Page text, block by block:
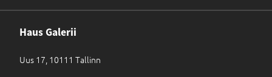
Haus Galerii
Uus 17, 10111 Tallinn